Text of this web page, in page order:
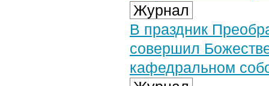
Журнал
В праздник
совершил
кафедральном